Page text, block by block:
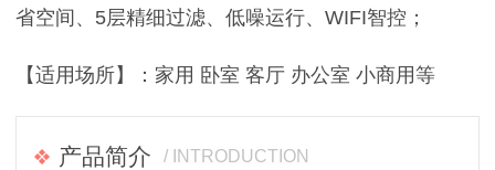
省空间、5层精细过滤、低噪运行、WIFI智控；
【适用场所】：家用 卧室 客厅 办公室 小商用等
产品简介 / INTRODUCTION